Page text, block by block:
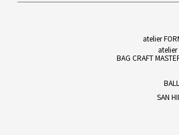
atelier
atelier
BAG CRAFT
SAN